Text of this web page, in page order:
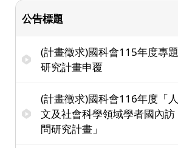
公告標題
(計畫徵求)國科會115年度專題
研究計畫申覆
(計畫徵求)國科會116年度「人
文及社會科學領域學者國內訪
問研究計畫」